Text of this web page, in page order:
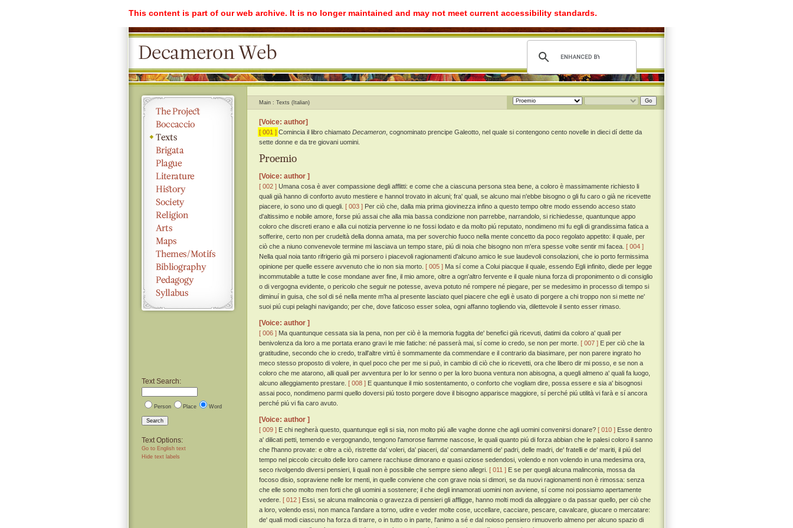
This content is part of our web archive. It is no longer maintained and may not meet current accessibility standards.
Text Search:
Person Place Word
Search
Text Options:
Go to English text
Hide text labels
Main Texts (Italian)
[Voice: author]
[ 001 ] Comincia il libro chiamato Decameron , cognominato prencipe Galeotto, nel quale si contengono cento novelle in dieci dí dette da
sette donne e da tre giovani uomini.
Proemio
[Voice: author ]
[ 002 ] Umana cosa è aver compassione degli afflitti: e come che a ciascuna persona stea bene, a coloro è massimamente richiesto li
quali già hanno di conforto avuto mestiere e hannol trovato in alcuni; fra' quali, se alcuno mai n'ebbe bisogno o gli fu caro o già ne ricevette
piacere, io sono uno di quegli. [ 003 ] Per ciò che, dalla mia prima giovinezza infino a questo tempo oltre modo essendo acceso stato
d'altissimo e nobile amore, forse piú assai che alla mia bassa condizione non parrebbe, narrandolo, si richiedesse, quantunque appo
coloro che discreti erano e alla cui notizia pervenne io ne fossi lodato e da molto piú reputato, nondimeno mi fu egli di grandissima fatica a
sofferire, certo non per crudeltà della donna amata, ma per soverchio fuoco nella mente concetto da poco regolato appetito: il quale, per
ciò che a niuno convenevole termine mi lasciava un tempo stare, piú di noia che bisogno non m'era spesse volte sentir mi facea. [ 004 ]
Nella qual noia tanto rifrigerio già mi porsero i piacevoli ragionamenti d'alcuno amico le sue laudevoli consolazioni, che io porto fermissima
opinione per quelle essere avvenuto che io non sia morto. [ 005 ] Ma sí come a Colui piacque il quale, essendo Egli infinito, diede per legge
incommutabile a tutte le cose mondane aver fine, il mio amore, oltre a ogn'altro fervente e il quale niuna forza di proponimento o di consiglio
o di vergogna evidente, o pericolo che seguir ne potesse, aveva potuto né rompere né piegare, per se medesimo in processo di tempo si
diminuí in guisa, che sol di sé nella mente m'ha al presente lasciato quel piacere che egli è usato di porgere a chi troppo non si mette ne'
suoi piú cupi pelaghi navigando; per che, dove faticoso esser solea, ogni affanno togliendo via, dilettevole il sento esser rimaso.
[Voice: author ]
[ 006 ] Ma quantunque cessata sia la pena, non per ciò è la memoria fuggita de' benefici già ricevuti, datimi da coloro a' quali per
benivolenza da loro a me portata erano gravi le mie fatiche: né passerà mai, sí come io credo, se non per morte. [ 007 ] E per ciò che la
gratitudine, secondo che io credo, trall'altre virtú è sommamente da commendare e il contrario da biasimare, per non parere ingrato ho
meco stesso proposto di volere, in quel poco che per me si può, in cambio di ciò che io ricevetti, ora che libero dir mi posso, e se non a
coloro che me atarono, alli quali per avventura per lo lor senno o per la loro buona ventura non abisogna, a quegli almeno a' quali fa luogo,
alcuno alleggiamento prestare. [ 008 ] E quantunque il mio sostentamento, o conforto che vogliam dire, possa essere e sia a' bisognosi
assai poco, nondimeno parmi quello doversi piú tosto porgere dove il bisogno apparisce maggiore, sí perché piú utilità vi farà e sí ancora
perché piú vi fia caro avuto.
[Voice: author ]
[ 009 ] E chi negherà questo, quantunque egli si sia, non molto piú alle vaghe donne che agli uomini convenirsi donare? [ 010 ] Esse dentro
a' dilicati petti, temendo e vergognando, tengono l'amorose fiamme nascose, le quali quanto piú di forza abbian che le palesi coloro il sanno
che l'hanno provate: e oltre a ciò, ristrette da' voleri, da' piaceri, da' comandamenti de' padri, delle madri, de' fratelli e de' mariti, il piú del
tempo nel piccolo circuito delle loro camere racchiuse dimorano e quasi oziose sedendosi, volendo e non volendo in una medesima ora,
seco rivolgendo diversi pensieri, li quali non è possibile che sempre sieno allegri. [ 011 ] E se per quegli alcuna malinconia, mossa da
focoso disio, sopraviene nelle lor menti, in quelle conviene che con grave noia si dimori, se da nuovi ragionamenti non è rimossa: senza
che elle sono molto men forti che gli uomini a sostenere; il che degli innamorati uomini non avviene, sí come noi possiamo apertamente
vedere. [ 012 ] Essi, se alcuna malinconia o gravezza di pensieri gli affligge, hanno molti modi da alleggiare o da passar quello, per ciò che
a loro, volendo essi, non manca l'andare a torno, udire e veder molte cose, uccellare, cacciare, pescare, cavalcare, giucare o mercatare:
de' quali modi ciascuno ha forza di trarre, o in tutto o in parte, l'animo a sé e dal noioso pensiero rimuoverlo almeno per alcuno spazio di